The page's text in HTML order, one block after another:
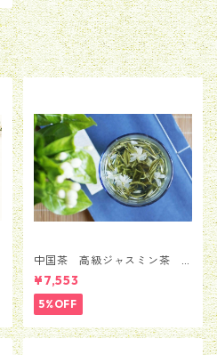
中国茶 高級ジャスミン茶
茉莉花茶 ジャスミンティ
ー 100g
¥7,553
5%OFF